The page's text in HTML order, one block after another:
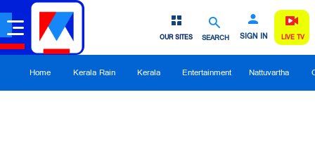
SEARCH SIGN IN
OUR SITES LIVE TV
Home Kerala Rain Kerala Entertainment Nattuvartha